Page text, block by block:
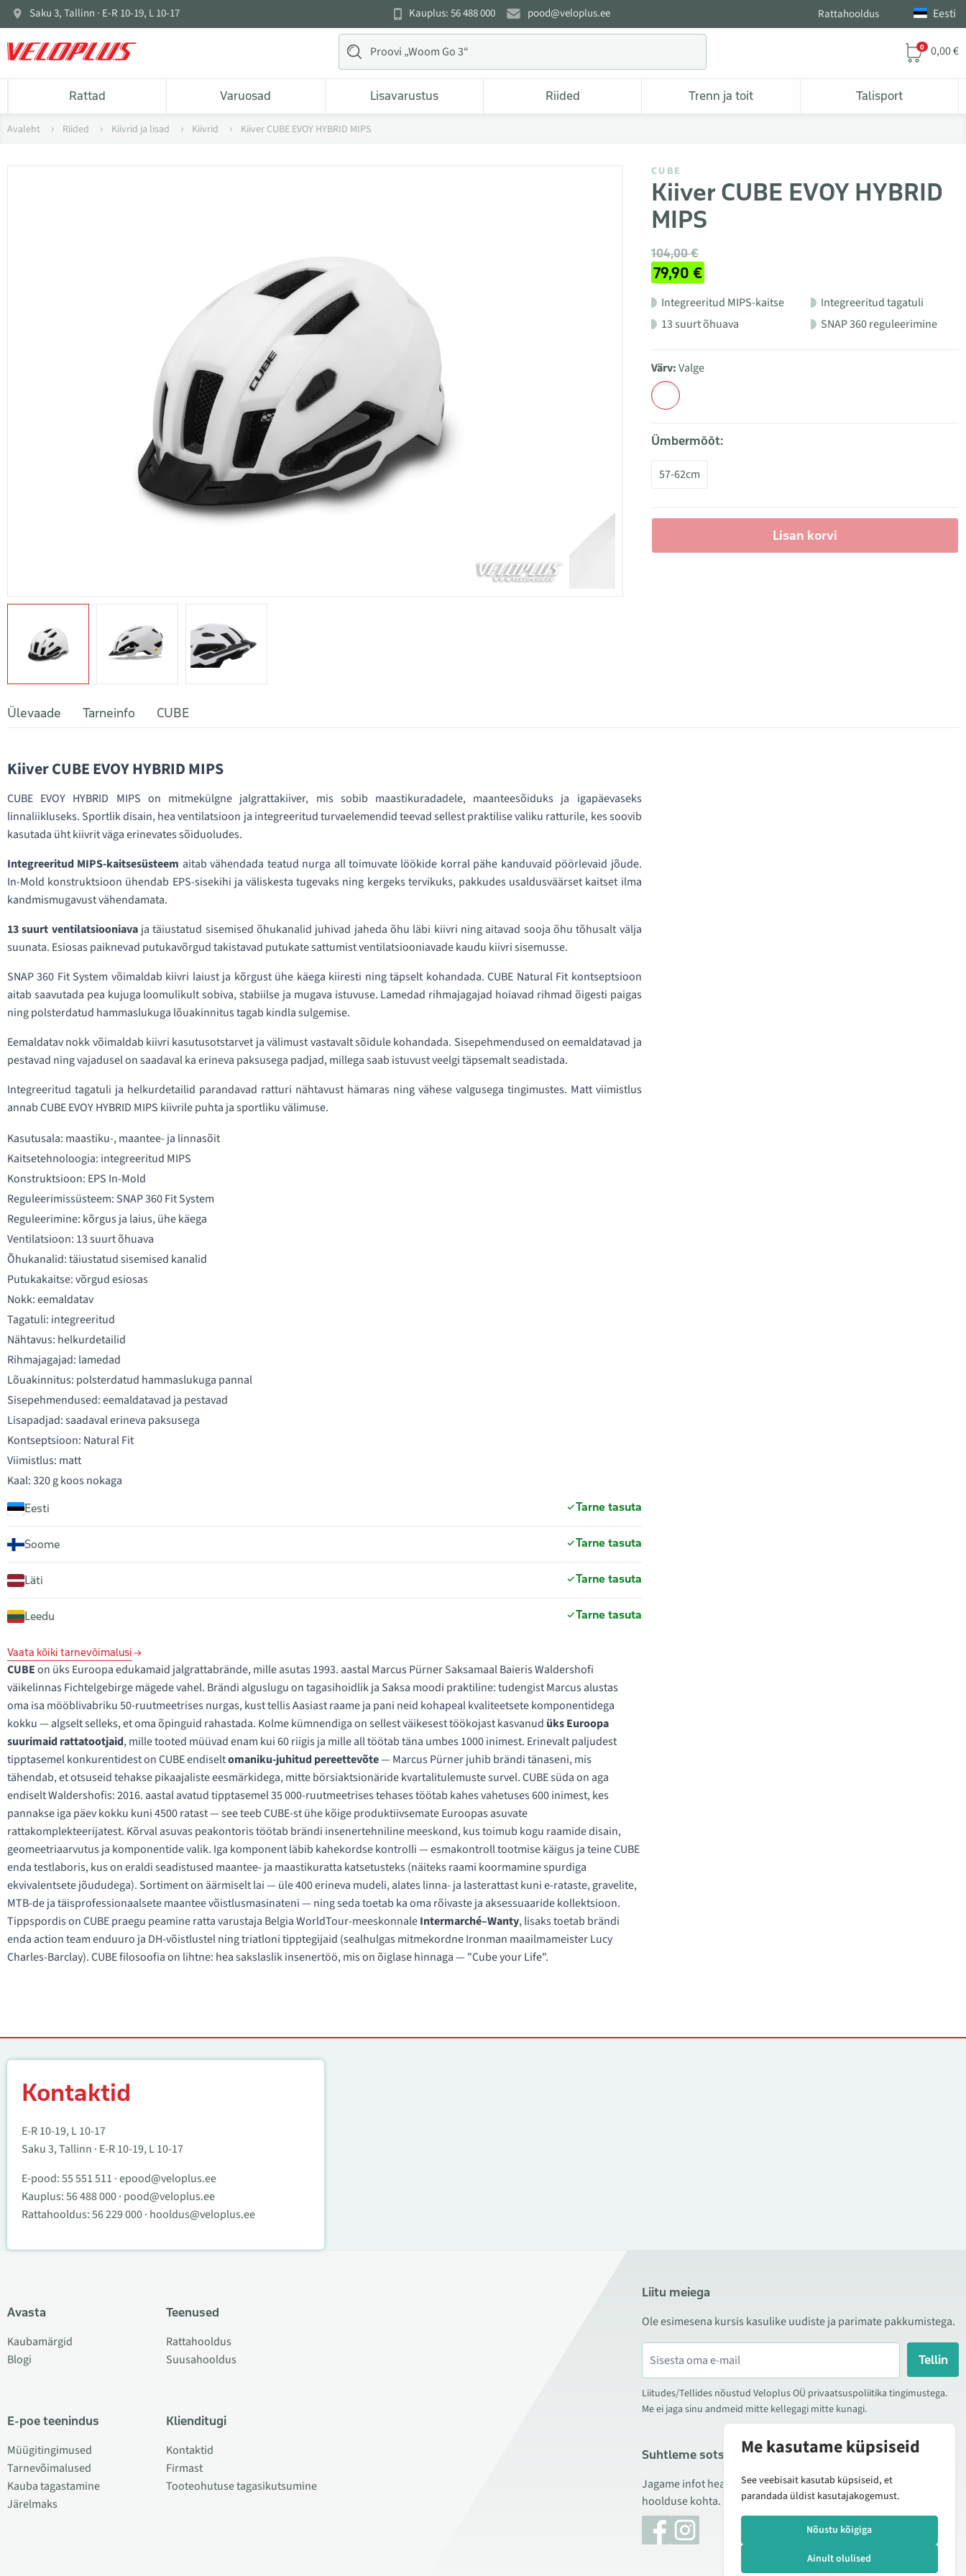
Saku 3, Tallinn · E-R 10-19, L 10-17 Kauplus: 56 488 000 pood@veloplus.ee Rattahooldus Eesti
0 0,00 €
Rattad Varuosad Lisavarustus Riided Trenn ja toit Talisport
Avaleht Riided Kiivrid ja lisad Kiivrid Kiiver CUBE EVOY HYBRID MIPS
CUBE
Kiiver CUBE EVOY HYBRID
MIPS
104,00 €
79,90 €
Integreeritud MIPS-kaitse
13 suurt õhuava
Integreeritud tagatuli
SNAP 360 reguleerimine
Värv:Valge
Ümbermõõt:
57-62cm
Lisan korvi
Ülevaade Tarneinfo CUBE
Kiiver CUBE EVOY HYBRID MIPS
CUBE EVOY HYBRID MIPS on mitmekülgne jalgrattakiiver, mis sobib maastikuradadele, maanteesõiduks ja igapäevaseks
linnaliikluseks. Sportlik disain, hea ventilatsioon ja integreeritud turvaelemendid teevad sellest praktilise valiku ratturile, kes soovib
kasutada üht kiivrit väga erinevates sõiduoludes.
Integreeritud MIPS-kaitsesüsteem aitab vähendada teatud nurga all toimuvate löökide korral pähe kanduvaid pöörlevaid jõude.
In-Mold konstruktsioon ühendab EPS-sisekihi ja väliskesta tugevaks ning kergeks tervikuks, pakkudes usaldusväärset kaitset ilma
kandmismugavust vähendamata.
13 suurt ventilatsiooniavaja täiustatud sisemised õhukanalid juhivad jaheda õhu läbi kiivri ning aitavad sooja õhu tõhusalt välja
suunata. Esiosas paiknevad putukavõrgud takistavad putukate sattumist ventilatsiooniavade kaudu kiivri sisemusse.
SNAP 360 Fit System võimaldab kiivri laiust ja kõrgust ühe käega kiiresti ning täpselt kohandada. CUBE Natural Fit kontseptsioon
aitab saavutada pea kujuga loomulikult sobiva, stabiilse ja mugava istuvuse. Lamedad rihmajagajad hoiavad rihmad õigesti paigas
ning polsterdatud hammaslukuga lõuakinnitus tagab kindla sulgemise.
Eemaldatav nokk võimaldab kiivri kasutusotstarvet ja välimust vastavalt sõidule kohandada. Sisepehmendused on eemaldatavad ja
pestavad ning vajadusel on saadaval ka erineva paksusega padjad, millega saab istuvust veelgi täpsemalt seadistada.
Integreeritud tagatuli ja helkurdetailid parandavad ratturi nähtavust hämaras ning vähese valgusega tingimustes. Matt viimistlus
annab CUBE EVOY HYBRID MIPS kiivrile puhta ja sportliku välimuse.
Kasutusala: maastiku-, maantee- ja linnasõit
Kaitsetehnoloogia: integreeritud MIPS
Konstruktsioon: EPS In-Mold
Reguleerimissüsteem: SNAP 360 Fit System
Reguleerimine: kõrgus ja laius, ühe käega
Ventilatsioon: 13 suurt õhuava
Õhukanalid: täiustatud sisemised kanalid
Putukakaitse: võrgud esiosas
Nokk: eemaldatav
Tagatuli: integreeritud
Nähtavus: helkurdetailid
Rihmajagajad: lamedad
Lõuakinnitus: polsterdatud hammaslukuga pannal
Sisepehmendused: eemaldatavad ja pestavad
Lisapadjad: saadaval erineva paksusega
Kontseptsioon: Natural Fit
Viimistlus: matt
Kaal: 320 g koos nokaga
Eesti Tarne tasuta
Soome Tarne tasuta
Läti Tarne tasuta
Leedu Tarne tasuta
Vaata kõiki tarnevõimalusi
CUBEon üks Euroopa edukamaid jalgrattabrände, mille asutas 1993. aastal Marcus Pürner Saksamaal Baieris Waldershofi
väikelinnas Fichtelgebirge mägede vahel. Brändi alguslugu on tagasihoidlik ja Saksa moodi praktiline: tudengist Marcus alustas
oma isa mööblivabriku 50-ruutmeetrises nurgas, kust tellis Aasiast raame ja pani neid kohapeal kvaliteetsete komponentidega
kokku — algselt selleks, et oma õpinguid rahastada. Kolme kümnendiga on sellest väikesest töökojast kasvanud üks Euroopa
suurimaid rattatootjaid, mille tooted müüvad enam kui 60 riigis ja mille all töötab täna umbes 1000 inimest. Erinevalt paljudest
tipptasemel konkurentidest on CUBE endiseltomaniku-juhitud pereettevõte— Marcus Pürner juhib brändi tänaseni, mis
tähendab, et otsuseid tehakse pikaajaliste eesmärkidega, mitte börsiaktsionäride kvartalitulemuste survel. CUBE süda on aga
endiselt Waldershofis: 2016. aastal avatud tipptasemel 35 000-ruutmeetrises tehases töötab kahes vahetuses 600 inimest, kes
pannakse iga päev kokku kuni 4500 ratast — see teeb CUBE-st ühe kõige produktiivsemate Euroopas asuvate
rattakomplekteerijatest. Kõrval asuvas peakontoris töötab brändi insenertehniline meeskond, kus toimub kogu raamide disain,
geomeetriaarvutus ja komponentide valik. Iga komponent läbib kahekordse kontrolli — esmakontroll tootmise käigus ja teine CUBE
enda testlaboris, kus on eraldi seadistused maantee- ja maastikuratta katsetusteks (näiteks raami koormamine spurdiga
ekvivalentsete jõududega). Sortiment on äärmiselt lai — üle 400 erineva mudeli, alates linna- ja lasterattast kuni e-rataste, gravelite,
MTB-de ja täisprofessionaalsete maantee võistlusmasinateni — ning seda toetab ka oma rõivaste ja aksessuaaride kollektsioon.
Tippspordis on CUBE praegu peamine ratta varustaja Belgia WorldTour-meeskonnaleIntermarché–Wanty, lisaks toetab brändi
enda action team enduuro ja DH-võistlustel ning triatloni tipptegijaid (sealhulgas mitmekordne Ironman maailmameister Lucy
Charles-Barclay). CUBE filosoofia on lihtne: hea sakslaslik insenertöö, mis on õiglase hinnaga — "Cube your Life".
Kontaktid
E-R 10-19, L 10-17
Saku 3, Tallinn · E-R 10-19, L 10-17
E-pood:55 551 511 ·epood@veloplus.ee
Kauplus:56 488 000· pood@veloplus.ee
Rattahooldus:56 229 000· hooldus@veloplus.ee
Avasta
Kaubamärgid
Blogi
E-poe teenindus
Müügitingimused
Tarnevõimalused
Kauba tagastamine
Järelmaks
Teenused
Rattahooldus
Suusahooldus
Klienditugi
Kontaktid
Firmast
Tooteohutuse tagasikutsumine
Liitu meiega
Ole esimesena kursis kasulike uudiste ja parimate pakkumistega.
Tellin
Liitudes/Tellides nõustud Veloplus OÜ privaatsuspoliitika tingimustega.
Me ei jaga sinu andmeid mitte kellegagi mitte kunagi.
Suhtleme sotsiaalmeedias
Jagame infot hea hinna kampaaniate, uute toodete ning
hoolduse kohta. Mõnikord teeme ka tooteülevaateid.
Me kasutame küpsiseid
See veebisait kasutab küpsiseid, et
parandada üldist kasutajakogemust.
Nõustu kõigiga
Ainult olulised